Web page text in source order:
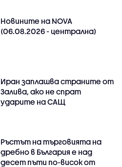
Новините на NOVA
(06.08.2026 - централна)
Иран заплашва страните от
Залива, ако не спрат
ударите на САЩ
Ръстът на търговията на
дребно в България е над
десет пъти по-висок от